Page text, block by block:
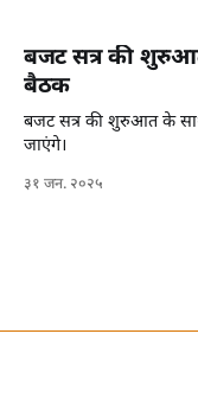
बजट सत्र की
बैठक
बजट सत्र की शुरुआत के
जाएंगे।
३१ जन. २०२५